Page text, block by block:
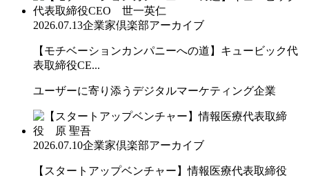
2026.07.13企業家倶楽部アーカイブ
【モチベーションカンパニーへの道】キュービック代
表取締役CE...
ユーザーに寄り添うデジタルマーケティング企業
2026.07.10企業家倶楽部アーカイブ
【スタートアップベンチャー】情報医療代表取締役